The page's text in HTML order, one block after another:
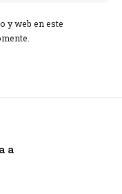
y web en este
a